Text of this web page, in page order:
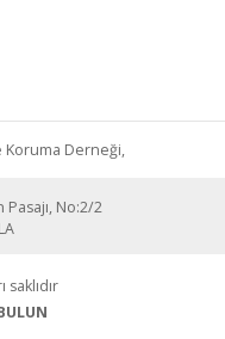
Koruma Derneği,
No:2/2